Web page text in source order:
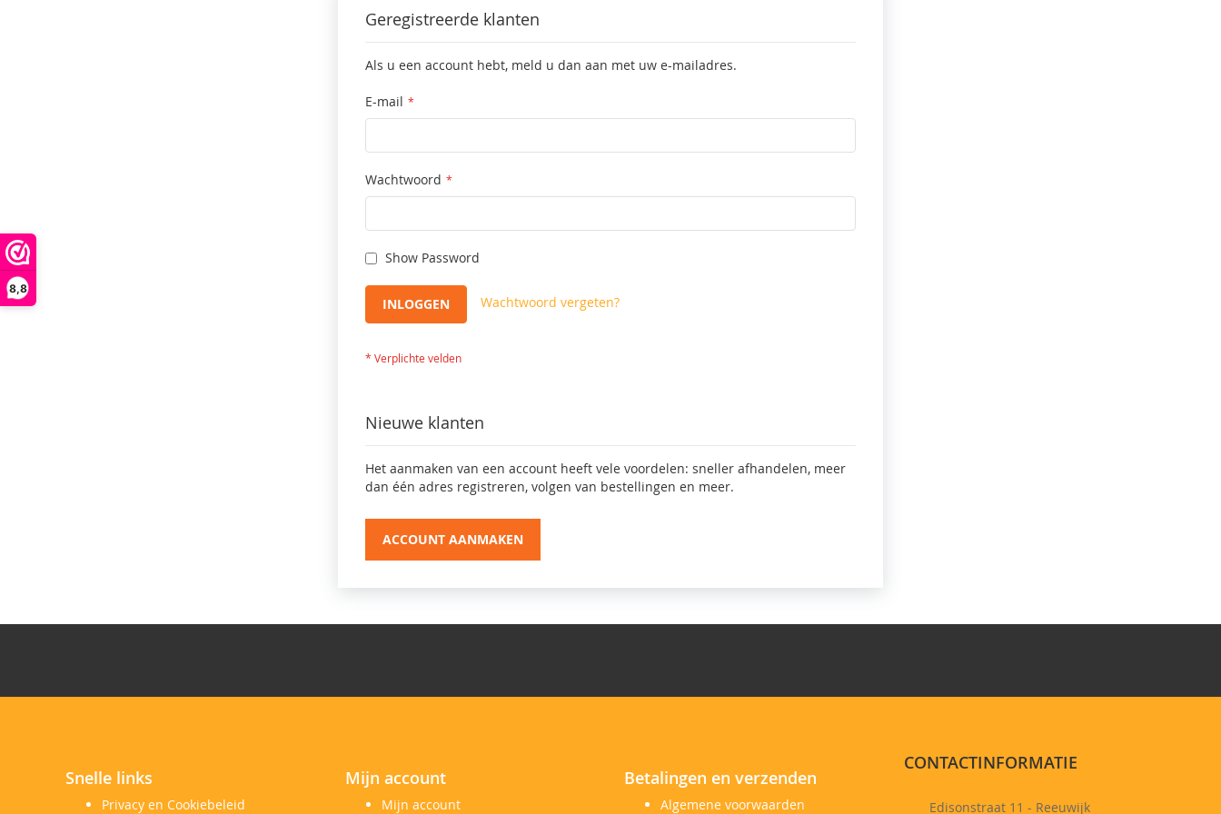
8,8
Geregistreerde klanten
Als u een account hebt, meld u dan aan met uw e-mailadres.
E-mail
Wachtwoord
Show Password
INLOGGEN Wachtwoord vergeten?
Nieuwe klanten
Het aanmaken van een account heeft vele voordelen: sneller afhandelen, meer
dan één adres registreren, volgen van bestellingen en meer.
ACCOUNT AANMAKEN
Snelle links
Privacy en Cookiebeleid
Mijn account
Mijn account
Betalingen en verzenden
Algemene voorwaarden
CONTACTINFORMATIE
Edisonstraat 11 - Reeuwijk